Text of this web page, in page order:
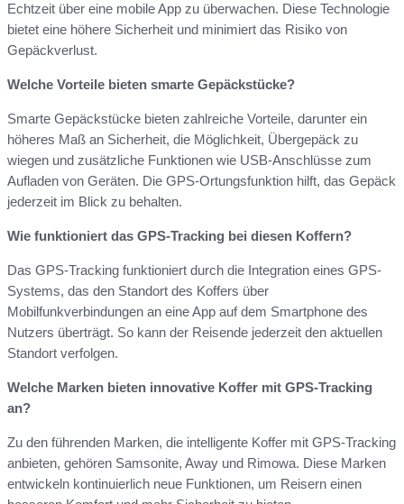
Echtzeit über eine mobile App zu überwachen. Diese Technologie
bietet eine höhere Sicherheit und minimiert das Risiko von
Gepäckverlust.
Welche Vorteile bieten smarte Gepäckstücke?
Smarte Gepäckstücke bieten zahlreiche Vorteile, darunter ein
höheres Maß an Sicherheit, die Möglichkeit, Übergepäck zu
wiegen und zusätzliche Funktionen wie USB-Anschlüsse zum
Aufladen von Geräten. Die GPS-Ortungsfunktion hilft, das Gepäck
jederzeit im Blick zu behalten.
Wie funktioniert das GPS-Tracking bei diesen Koffern?
Das GPS-Tracking funktioniert durch die Integration eines GPS-
Systems, das den Standort des Koffers über
Mobilfunkverbindungen an eine App auf dem Smartphone des
Nutzers überträgt. So kann der Reisende jederzeit den aktuellen
Standort verfolgen.
Welche Marken bieten innovative Koffer mit GPS-Tracking
an?
Zu den führenden Marken, die intelligente Koffer mit GPS-Tracking
anbieten, gehören Samsonite, Away und Rimowa. Diese Marken
entwickeln kontinuierlich neue Funktionen, um Reisern einen